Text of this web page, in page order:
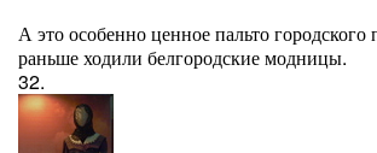
А это особенно ценное пальто городского
раньше ходили белгородские модницы.
32.